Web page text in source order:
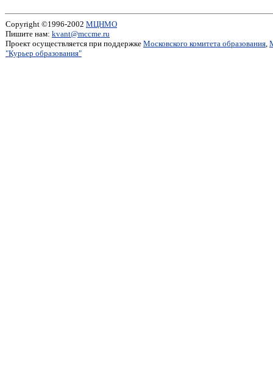
Copyright ©1996-2002 МЦНМО
Пишите нам: kvant@mccme.ru
Проект осуществляется при поддержке Московского комитета образования,
"Курьер образования"